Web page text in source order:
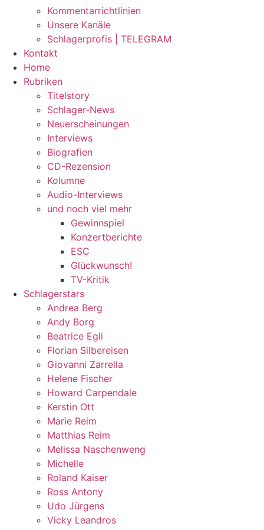
Kommentarrichtlinien
Unsere Kanäle
Schlagerprofis | TELEGRAM
Kontakt
Home
Rubriken
Titelstory
Schlager-News
Neuerscheinungen
Interviews
Biografien
CD-Rezension
Kolumne
Audio-Interviews
und noch viel mehr
Gewinnspiel
Konzertberichte
ESC
Glückwunsch!
TV-Kritik
Schlagerstars
Andrea Berg
Andy Borg
Beatrice Egli
Florian Silbereisen
Giovanni Zarrella
Helene Fischer
Howard Carpendale
Kerstin Ott
Marie Reim
Matthias Reim
Melissa Naschenweng
Michelle
Roland Kaiser
Ross Antony
Udo Jürgens
Vicky Leandros